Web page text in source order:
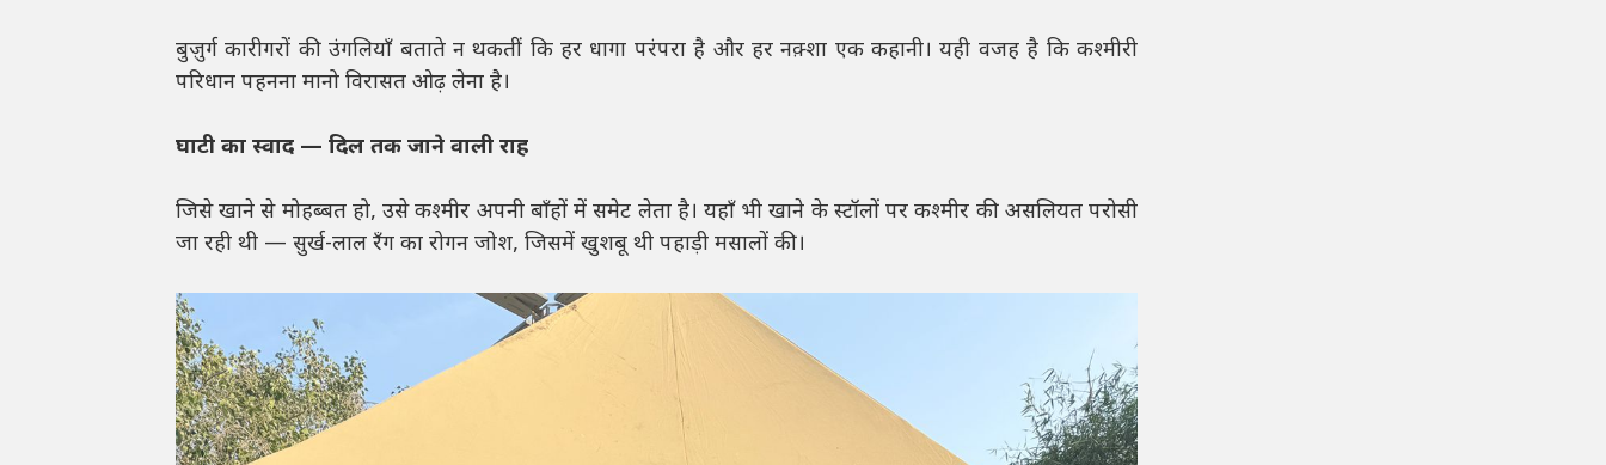
बुज़ुर्ग कारीगरों की उंगलियाँ बताते न थकतीं कि हर धागा परंपरा है और हर नक़्शा एक कहानी। यही वजह है कि कश्मीरी
परिधान पहनना मानो विरासत ओढ़ लेना है।
घाटी का स्वाद — दिल तक जाने वाली राह
जिसे खाने से मोहब्बत हो, उसे कश्मीर अपनी बाँहों में समेट लेता है। यहाँ भी खाने के स्टॉलों पर कश्मीर की असलियत परोसी
जा रही थी — सुर्ख-लाल रँग का रोगन जोश, जिसमें खुशबू थी पहाड़ी मसालों की।